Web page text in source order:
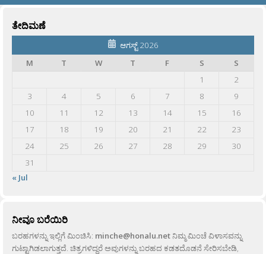
ತೇದಿಮಣೆ
ಆಗಸ್ಟ್ 2026
M
T W T F S
S
1
2
3
4 5 6 7 8
9
10
11 12 13 14 15
16
17
18 19 20 21 22
23
24
25 26 27 28 29
30
31
« Jul
ನೀವೂ ಬರೆಯಿರಿ
ಬರಹಗಳನ್ನು ಇಲ್ಲಿಗೆ ಮಿಂಚಿಸಿ: minche@honalu.netನಿಮ್ಮ ಮಿಂಚೆ ವಿಳಾಸವನ್ನು
ಗುಟ್ಟಾಗಿಡಲಾಗುತ್ತದೆ. ಚಿತ್ರಗಳಿದ್ದರೆ ಅವುಗಳನ್ನು ಬರಹದ ಕಡತದೊಡನೆ ಸೇರಿಸಬೇಡಿ,